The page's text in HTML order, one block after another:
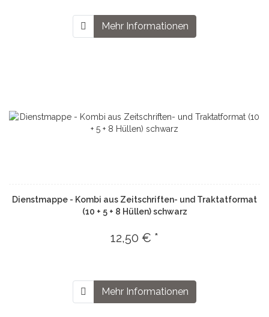
Mehr Informationen
Dienstmappe - Kombi aus Zeitschriften- und Traktatformat
(10 + 5 + 8 Hüllen) schwarz
12,50 € *
Mehr Informationen